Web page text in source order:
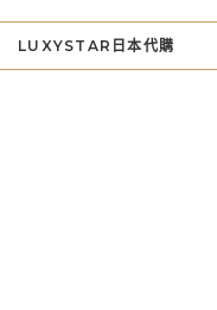
LUXYSTAR日本代購